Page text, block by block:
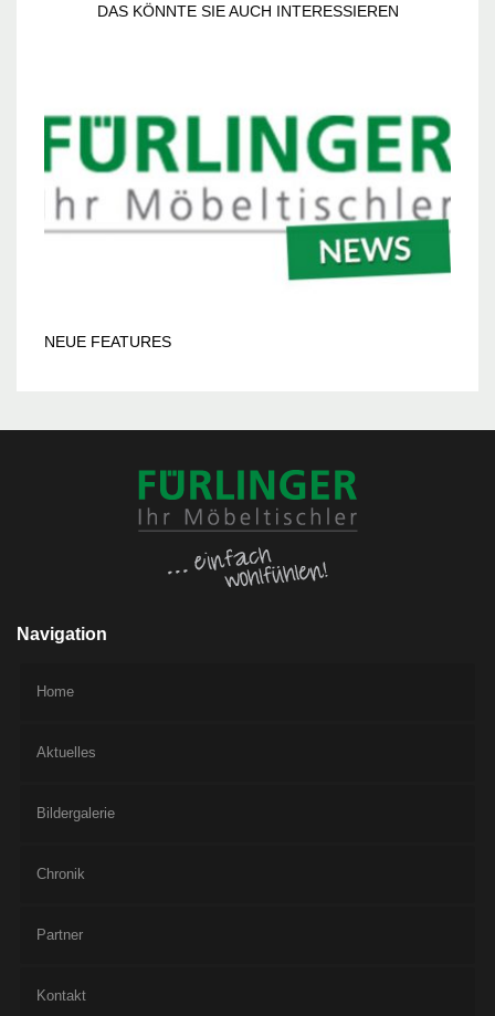
DAS KÖNNTE SIE AUCH INTERESSIEREN
NEUE FEATURES
Navigation
Home
Aktuelles
Bildergalerie
Chronik
Partner
Kontakt